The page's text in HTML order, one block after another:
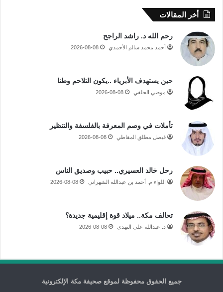
أخر المقالات
رحم الله د. راشد الراجح
أحمد محمد سالم الأحمدي 2026-08-08
حين يستهدف الأبرياء ..يكون التلاحم وطنا
موضي الحلفي 2026-08-08
تأملات في وصم المعرفة بالفلسفة والتنظير
فيصل مطلق المقاطي 2026-08-08
رحل خالد العسيري.. حبيب وصديق الناس
اللواء م. أحمد بن عبدالله الشهراني 2026-08-08
تحالف مكة.. ميلاد قوة إقليمية جديدة؟
د. عبدالله علي النهدي 2026-08-08
جميع الحقوق محفوظة لموقع صحيفة مكة الإلكترونية